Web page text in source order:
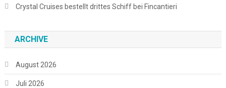
Crystal Cruises bestellt drittes Schiff bei Fincantieri
ARCHIVE
August 2026
Juli 2026